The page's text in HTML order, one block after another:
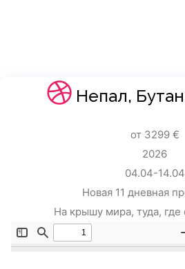
Непал,
от 3299 €
2026
04.04-14.04
Новая 11 дневная
На крышу мира, туда,